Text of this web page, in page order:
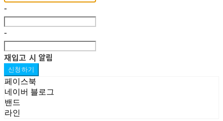
-
-
재입고 시 알림
신청하기
페이스북
네이버 블로그
밴드
라인